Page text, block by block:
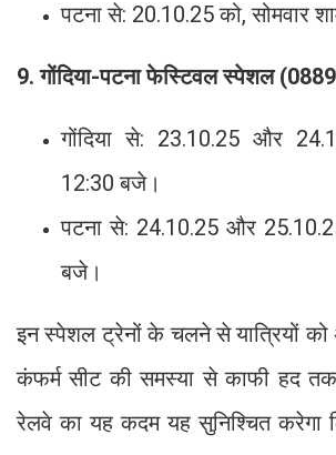
पटना से: 20.10.25 को, सोमवार
9. गोंदिया-पटना फेस्टिवल स्पेशल
गोंदिया से: 23.10.25 और
12:30 बजे।
पटना से: 24.10.25 और
बजे।
इन स्पेशल ट्रेनों के चलने से यात्रियों को
कंफर्म सीट की समस्या से काफी हद तक
रेलवे का यह कदम यह सुनिश्चित करेगा